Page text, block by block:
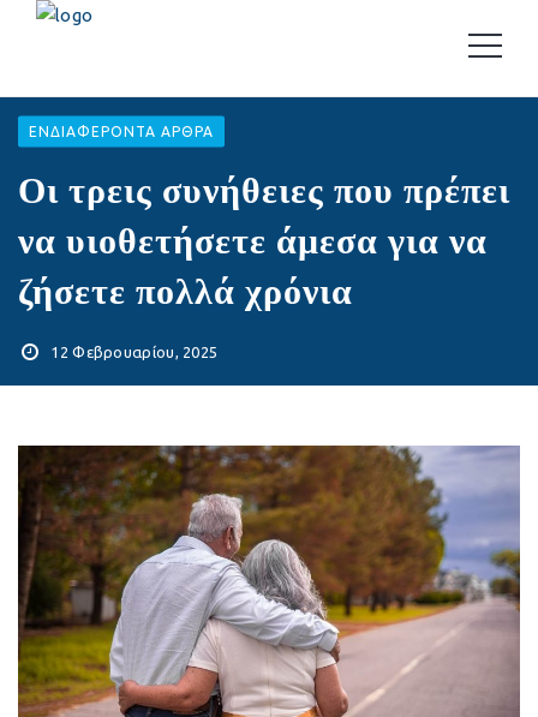
EΝΔΙΑΦΈΡΟΝΤΑ ΆΡΘΡΑ
Οι τρεις συνήθειες που πρέπει
να υιοθετήσετε άμεσα για να
ζήσετε πολλά χρόνια
12 Φεβρουαρίου, 2025